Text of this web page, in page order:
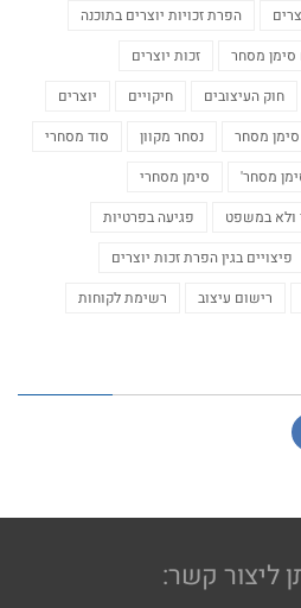
הפרת זכויות יוצרים בתוכנה
סימן מסחר
זכות יוצרים
חוק העיצובים חיקויים
יוצרים
מסחר נסחר מקוון
סוד מסחרי
מסחר'
סימן מסחרי
ולא במשפט
פגיעה בפרטיות
פיצויים בגין הפרת זכות יוצרים
רישום עיצוב רשימת לקוחות
ליצור קשר: